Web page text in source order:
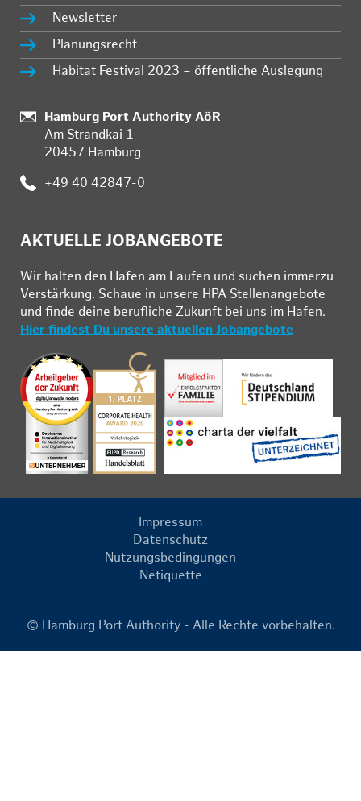
Newsletter
Planungsrecht
Habitat Festival 2023 – öffentliche Auslegung
:
Hamburg Port Authority AöR
Am Strandkai 1
20457 Hamburg
: +49 40 42847-0
AKTUELLE JOBANGEBOTE
Wir hal­ten den Ha­fen am Lau­fen und su­chen im­mer­zu
Ver­stär­kung. Schau­e in un­se­re HPA Stel­len­an­ge­bo­te
und fin­de deine be­ruf­li­che Zu­kunft bei uns im Ha­fen.
Hier findest Du unsere aktuellen Jobangebote
Impressum
Datenschutz
Nutzungsbedingungen
Netiquette
© Hamburg Port Authority - Alle Rechte vorbehalten.